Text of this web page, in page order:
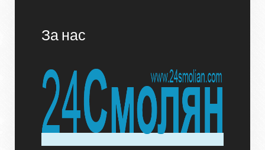
За нас